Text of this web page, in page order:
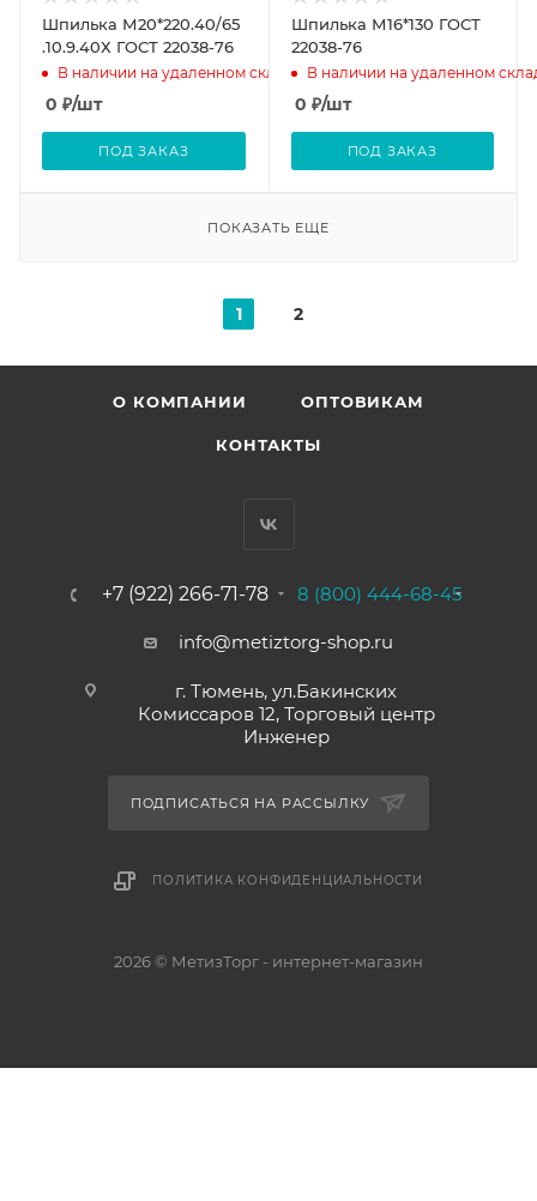
Шпилька М20*220.40/65
.10.9.40Х ГОСТ 22038-76
В наличии на удаленном складе
0 ₽/шт
ПОД ЗАКАЗ
Шпилька М16*130 ГОСТ
22038-76
В наличии на удаленном
0 ₽/шт
ПОД ЗАКАЗ
ПОКАЗАТЬ ЕЩЕ
1 2
О КОМПАНИИ ОПТОВИКАМ
КОНТАКТЫ
+7 (922) 266-71-78 8 (800) 444-68-45
info@metiztorg-shop.ru
г. Тюмень, ул.Бакинских
Комиссаров 12, Торговый центр
Инженер
ПОДПИСАТЬСЯ НА РАССЫЛКУ
ПОЛИТИКА КОНФИДЕНЦИАЛЬНОСТИ
2026 © МетизТорг - интернет-магазин